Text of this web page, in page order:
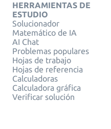
HERRAMIENTAS DE
ESTUDIO
Solucionador
Matemático de IA
AI Chat
Problemas populares
Hojas de trabajo
Hojas de referencia
Calculadoras
Calculadora gráfica
Verificar solución